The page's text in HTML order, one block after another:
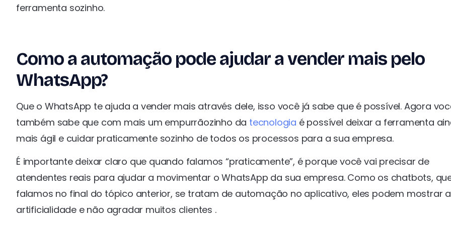
ferramenta sozinho.
Como a automação pode ajudar a vender mais pelo
WhatsApp?
Que o WhatsApp te ajuda a vender mais através dele, isso você já sabe que é possível. Agora
também sabe que com mais um empurrãozinho da tecnologia é possível deixar a ferramenta
mais ágil e cuidar praticamente sozinho de todos os processos para a sua empresa.
É importante deixar claro que quando falamos “praticamente”, é porque você vai precisar de
atendentes reais para ajudar a movimentar o WhatsApp da sua empresa. Como os chatbots,
falamos no final do tópico anterior, se tratam de automação no aplicativo, eles podem mostrar
artificialidade e não agradar muitos clientes .